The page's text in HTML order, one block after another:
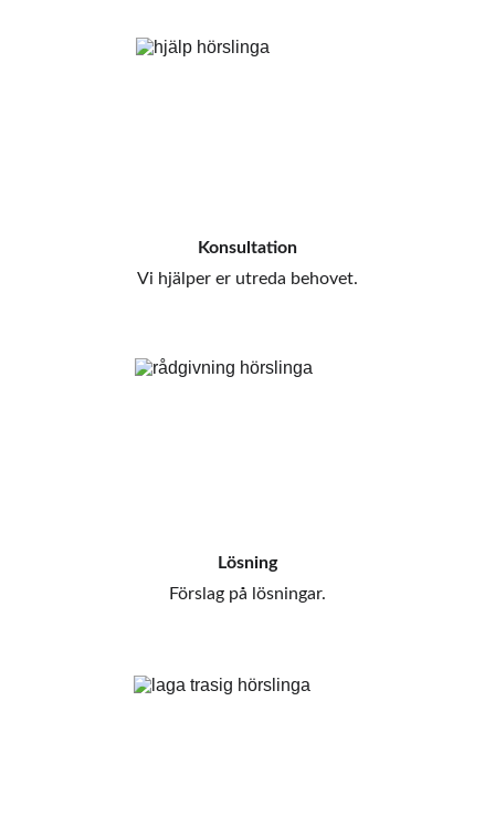
Konsultation
Vi hjälper er utreda behovet.
Lösning
Förslag på lösningar.